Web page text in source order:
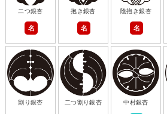
二つ銀杏
名
抱き銀杏
名
陰抱き銀杏
名
割り銀杏 二つ割り銀杏 中村銀杏